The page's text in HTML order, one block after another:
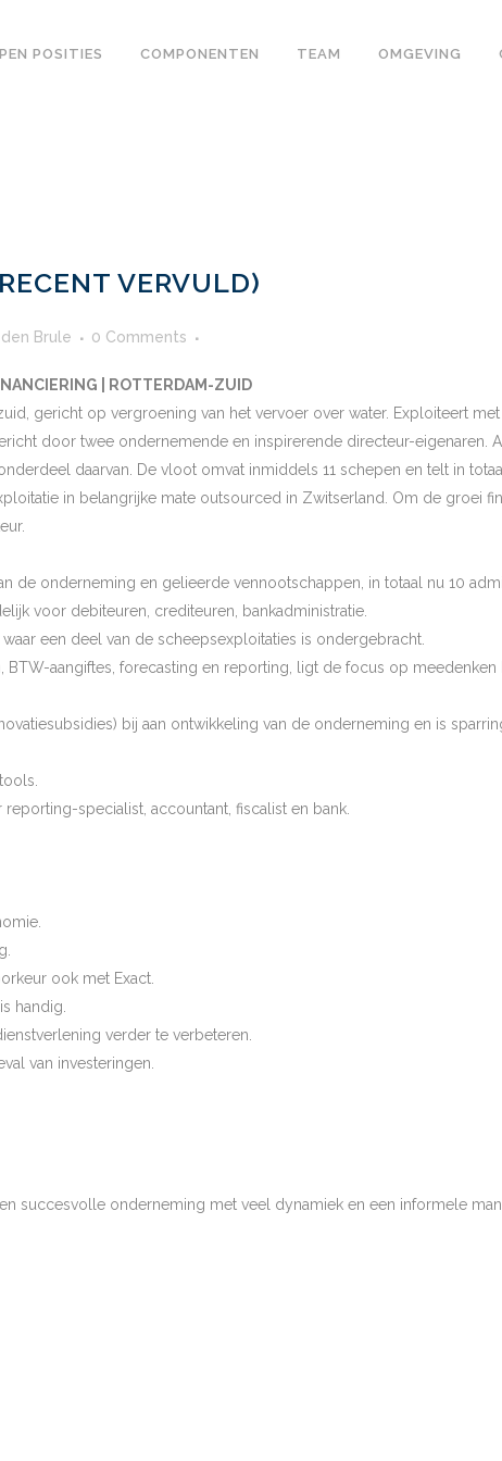
POSITIES COMPONENTEN TEAM OMGEVING
VERVULD)
Brule 0 Comments
| ROTTERDAM-ZUID
gericht op vergroening van het vervoer over water. Exploiteert
door twee ondernemende en inspirerende directeur-eigenaren.
daarvan. De vloot omvat inmiddels 11 schepen en telt in
in belangrijke mate outsourced in Zwitserland. Om de groei
onderneming en gelieerde vennootschappen, in totaal nu 10
voor debiteuren, crediteuren, bankadministratie.
een deel van de scheepsexploitaties is ondergebracht.
aangiftes, forecasting en reporting, ligt de focus op
bij aan ontwikkeling van de onderneming en is
specialist, accountant, fiscalist en bank.
ook met Exact.
handig.
verder te verbeteren.
van investeringen.
succesvolle onderneming met veel dynamiek en een informele